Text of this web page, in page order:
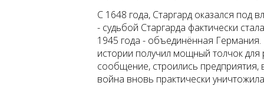
С 1648 года, Старгард оказался под
- судьбой Старгарда фактически
1945 года - объединённая
истории получил мощный толчок
сообщение, строились
война вновь практически